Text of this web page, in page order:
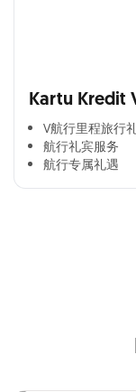
Kartu Kredit
V航行里程旅行
航行礼宾服务
航行专属礼遇
Cross